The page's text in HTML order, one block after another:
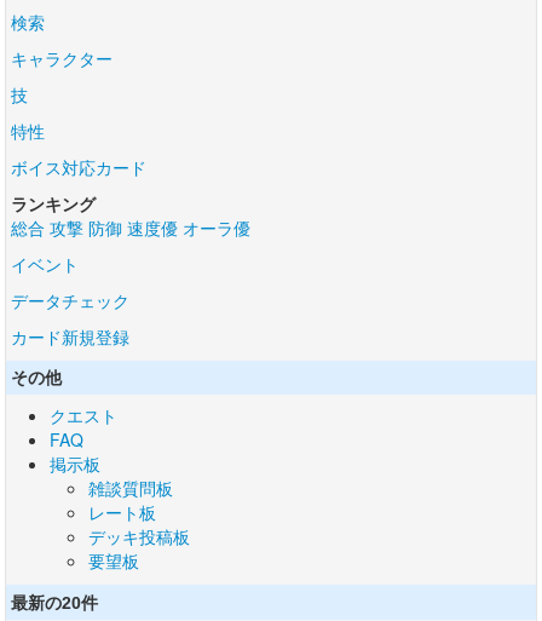
検索
キャラクター
技
特性
ボイス対応カード
ランキング
総合 攻撃 防御 速度優 オーラ優
イベント
データチェック
カード新規登録
その他
クエスト
FAQ
掲示板
雑談質問板
レート板
デッキ投稿板
要望板
最新の20件